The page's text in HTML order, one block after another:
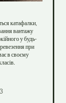
катафалки,
вантажу
у будь-
при
в своєму